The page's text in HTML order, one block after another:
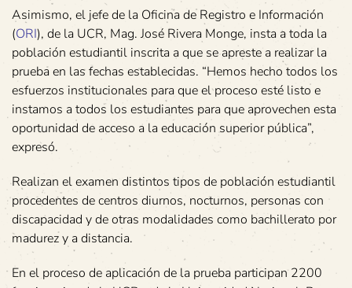
Asimismo, el jefe de la Oficina de Registro e Información
(ORI), de la UCR, Mag. José Rivera Monge, insta a toda la
población estudiantil inscrita a que se apreste a realizar la
prueba en las fechas establecidas. “Hemos hecho todos los
esfuerzos institucionales para que el proceso esté listo e
instamos a todos los estudiantes para que aprovechen esta
oportunidad de acceso a la educación superior pública”,
expresó.
Realizan el examen distintos tipos de población estudiantil
procedentes de centros diurnos, nocturnos, personas con
discapacidad y de otras modalidades como bachillerato por
madurez y a distancia.
En el proceso de aplicación de la prueba participan 2200